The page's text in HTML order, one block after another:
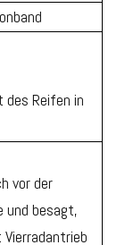
des Reifen in
vor der
und besagt,